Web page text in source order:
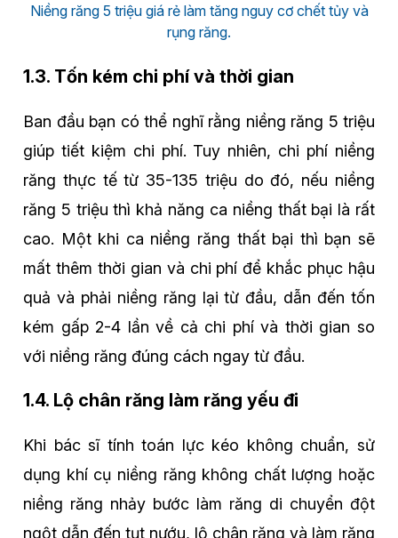
Niềng răng 5 triệu giá rẻ làm tăng nguy cơ chết tủy và
rụng răng.
1.3. Tốn kém chi phí và thời gian
Ban đầu bạn có thể nghĩ rằng niềng răng 5 triệu
giúp tiết kiệm chi phí. Tuy nhiên, chi phí niềng
răng thực tế từ 35-135 triệu do đó, nếu niềng
răng 5 triệu thì khả năng ca niềng thất bại là rất
cao. Một khi ca niềng răng thất bại thì bạn sẽ
mất thêm thời gian và chi phí để khắc phục hậu
quả và phải niềng răng lại từ đầu, dẫn đến tốn
kém gấp 2-4 lần về cả chi phí và thời gian so
với niềng răng đúng cách ngay từ đầu.
1.4. Lộ chân răng làm răng yếu đi
Khi bác sĩ tính toán lực kéo không chuẩn, sử
dụng khí cụ niềng răng không chất lượng hoặc
niềng răng nhảy bước làm răng di chuyển đột
ngột dẫn đến tụt nướu, lộ chân răng và làm răng